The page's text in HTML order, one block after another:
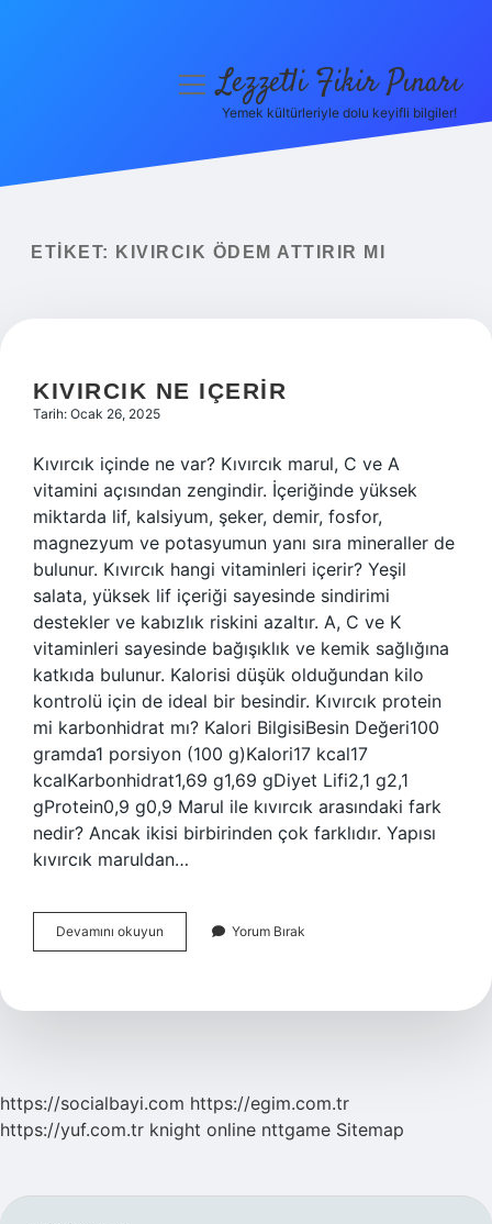
Yasal Uyarı
menüyüLezzetli Fikir Pınarı
Yemek kültürleriyle dolu keyifli bilgiler!
ETIKET: KIVIRCIK ÖDEM ATTIRIR MI
KIVIRCIK NE IÇERIR
Tarih: Ocak 26, 2025
Kıvırcık içinde ne var? Kıvırcık marul, C ve A
vitamini açısından zengindir. İçeriğinde yüksek
miktarda lif, kalsiyum, şeker, demir, fosfor,
magnezyum ve potasyumun yanı sıra mineraller de
bulunur. Kıvırcık hangi vitaminleri içerir? Yeşil
salata, yüksek lif içeriği sayesinde sindirimi
destekler ve kabızlık riskini azaltır. A, C ve K
vitaminleri sayesinde bağışıklık ve kemik sağlığına
katkıda bulunur. Kalorisi düşük olduğundan kilo
kontrolü için de ideal bir besindir. Kıvırcık protein
mi karbonhidrat mı? Kalori BilgisiBesin Değeri100
gramda1 porsiyon (100 g)Kalori17 kcal17
kcalKarbonhidrat1,69 g1,69 gDiyet Lifi2,1 g2,1
gProtein0,9 g0,9 Marul ile kıvırcık arasındaki fark
nedir? Ancak ikisi birbirinden çok farklıdır. Yapısı
kıvırcık maruldan…
Devamını okuyun
Ne
Yorum Bırak
https://socialbayi.com https://egim.com.tr
https://yuf.com.tr knight online nttgame Sitemap